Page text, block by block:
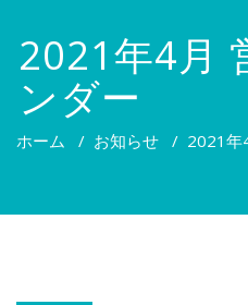
2021年4月
ンダー
ホーム / お知らせ / 2021年